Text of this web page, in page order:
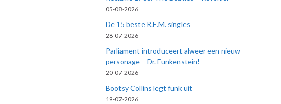
05-08-2026
De 15 beste R.E.M. singles
28-07-2026
Parliament introduceert alweer een nieuw
personage – Dr. Funkenstein!
20-07-2026
Bootsy Collins legt funk uit
19-07-2026